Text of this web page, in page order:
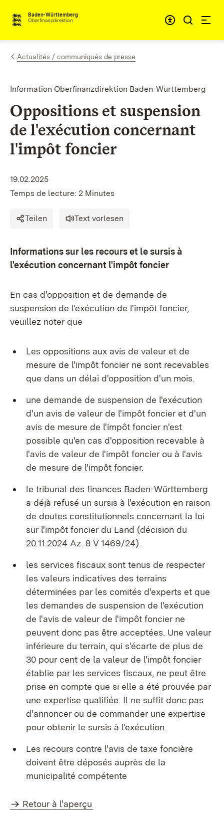
Passer au contenu
Baden-Württemberg
Oberfinanzdirektion
Actualités / communiqués de presse
Information Oberfinanzdirektion Baden-Württemberg
Oppositions et suspension
de l'exécution concernant
l'impôt foncier
19.02.2025
Temps de lecture: 2 Minutes
Teilen Text vorlesen
Informations sur les recours et le sursis à
l'exécution concernant l'impôt foncier
En cas d'opposition et de demande de
suspension de l'exécution de l'impôt foncier,
veuillez noter que
Les oppositions aux avis de valeur et de
mesure de l'impôt foncier ne sont recevables
que dans un délai d'opposition d'un mois.
une demande de suspension de l'exécution
d'un avis de valeur de l'impôt foncier et d'un
avis de mesure de l'impôt foncier n'est
possible qu'en cas d'opposition recevable à
l'avis de valeur de l'impôt foncier ou à l'avis
de mesure de l'impôt foncier.
le tribunal des finances Baden-Württemberg
a déjà refusé un sursis à l'exécution en raison
de doutes constitutionnels concernant la loi
sur l'impôt foncier du Land (décision du
20.11.2024 Az. 8 V 1469/24).
les services fiscaux sont tenus de respecter
les valeurs indicatives des terrains
déterminées par les comités d'experts et que
les demandes de suspension de l'exécution
de l'avis de valeur de l'impôt foncier ne
peuvent donc pas être acceptées. Une valeur
inférieure du terrain, qui s'écarte de plus de
30 pour cent de la valeur de l'impôt foncier
établie par les services fiscaux, ne peut être
prise en compte que si elle a été prouvée par
une expertise qualifiée. Il ne suffit donc pas
d'annoncer ou de commander une expertise
pour obtenir le sursis à l'exécution.
Les recours contre l'avis de taxe foncière
doivent être déposés auprès de la
municipalité compétente
Retour à l'aperçu